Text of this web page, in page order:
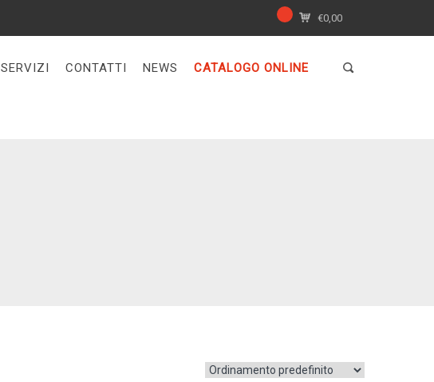
€0,00
SERVIZI CONTATTI NEWS CATALOGO ONLINE